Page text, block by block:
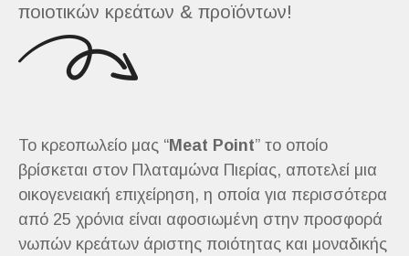
ποιοτικών κρεάτων & προϊόντων!
Το κρεοπωλείο μας “Meat Point” το οποίο
βρίσκεται στον Πλαταμώνα Πιερίας, αποτελεί μια
οικογενειακή επιχείρηση, η οποία για περισσότερα
από 25 χρόνια είναι αφοσιωμένη στην προσφορά
νωπών κρεάτων άριστης ποιότητας και μοναδικής